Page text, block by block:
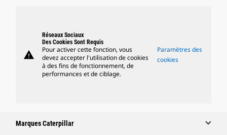
warning
Réseaux Sociaux
Des Cookies Sont Requis
Pour activer cette fonction, vous
devez accepter l'utilisation de cookies
à des fins de fonctionnement, de
performances et de ciblage.
Paramètres des
cookies
Marques Caterpillar